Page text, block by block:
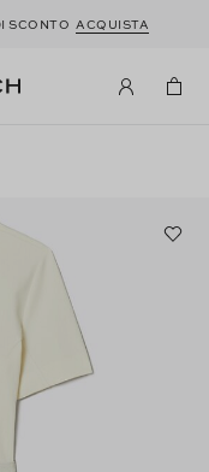
SCONTO ACQUISTA